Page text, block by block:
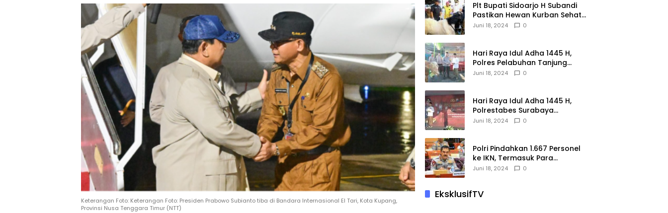
Keterangan Foto: Keterangan Foto: Presiden Prabowo Subianto tiba di Bandara Internasional El Tari, Kota Kupang,
Provinsi Nusa Tenggara Timur (NTT)
Plt Bupati Sidoarjo H Subandi
Pastikan Hewan Kurban Sehat
dan Aman
Juni 18, 2024 0
Hari Raya Idul Adha 1445 H,
Polres Pelabuhan Tanjung
Perak Salurkan 49 Hewan
Juni 18, 2024 0
Hari Raya Idul Adha 1445 H,
Polrestabes Surabaya
Menerima dan Menyalurkan
Juni 18, 2024 0
Polri Pindahkan 1.667 Personel
ke IKN, Termasuk Para
Jenderal.
Juni 18, 2024 0
EksklusifTV